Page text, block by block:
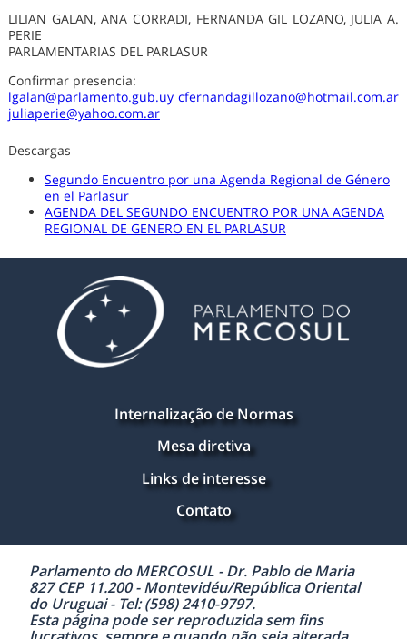
LILIAN GALAN, ANA CORRADI, FERNANDA GIL LOZANO, JULIA A.
PERIE
PARLAMENTARIAS DEL PARLASUR
Confirmar presencia:
lgalan@parlamento.gub.uy cfernandagillozano@hotmail.com.ar
juliaperie@yahoo.com.ar
Descargas
Segundo Encuentro por una Agenda Regional de Género
en el Parlasur
AGENDA DEL SEGUNDO ENCUENTRO POR UNA AGENDA
REGIONAL DE GENERO EN EL PARLASUR
Internalização de Normas
Mesa diretiva
Links de interesse
Contato
Parlamento do MERCOSUL - Dr. Pablo de Maria
827 CEP 11.200 - Montevidéu/República Oriental
do Uruguai - Tel: (598) 2410-9797.
Esta página pode ser reproduzida sem fins